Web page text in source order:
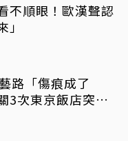
不順眼！歐漢聲認
」
路「傷痕成了
3次東京飯店突找